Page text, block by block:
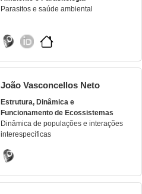
Parasitos e saúde ambiental
João Vasconcellos Neto
Estrutura, Dinâmica e
Funcionamento de Ecossistemas
Dinâmica de populações e interações
interespecíficas